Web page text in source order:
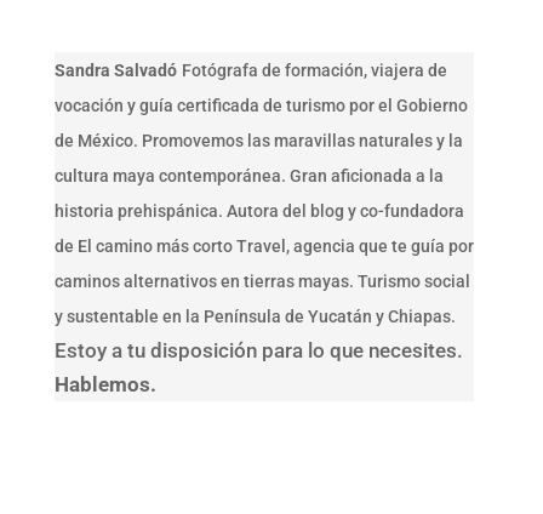
Sandra Salvadó Fotógrafa de formación, viajera de
vocación y guía certificada de turismo por el Gobierno
de México. Promovemos las maravillas naturales y la
cultura maya contemporánea. Gran aficionada a la
historia prehispánica. Autora del blog y co-fundadora
de El camino más corto Travel, agencia que te guía por
caminos alternativos en tierras mayas. Turismo social
y sustentable en la Península de Yucatán y Chiapas.
Estoy a tu disposición para lo que necesites.
Hablemos.